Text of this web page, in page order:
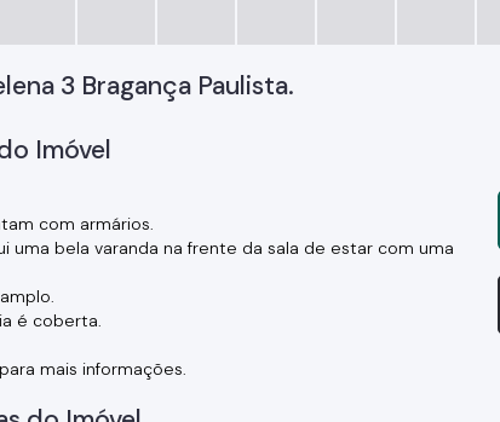
3 Bragança Paulista.
Imóvel
com armários.
uma bela varanda na frente da sala de estar com uma
é coberta.
mais informações.